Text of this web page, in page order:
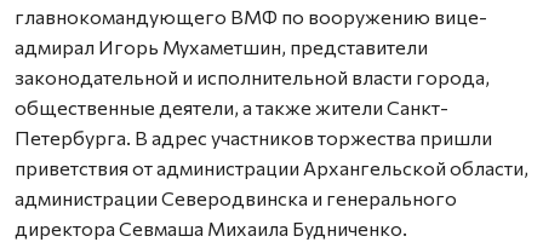
главнокомандующего ВМФ по вооружению вице-
адмирал Игорь Мухаметшин, представители
законодательной и исполнительной власти города,
общественные деятели, а также жители Санкт-
Петербурга. В адрес участников торжества пришли
приветствия от администрации Архангельской области,
администрации Северодвинска и генерального
директора Севмаша Михаила Будниченко.